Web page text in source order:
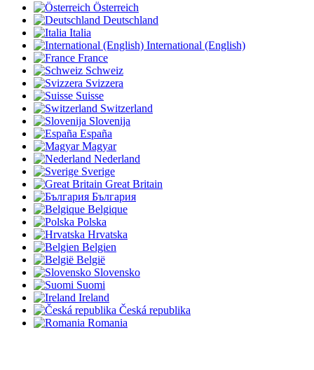
Österreich
Deutschland
Italia
International (English)
France
Schweiz
Svizzera
Suisse
Switzerland
Slovenija
España
Magyar
Nederland
Sverige
Great Britain
България
Belgique
Polska
Hrvatska
Belgien
België
Slovensko
Suomi
Ireland
Česká republika
Romania